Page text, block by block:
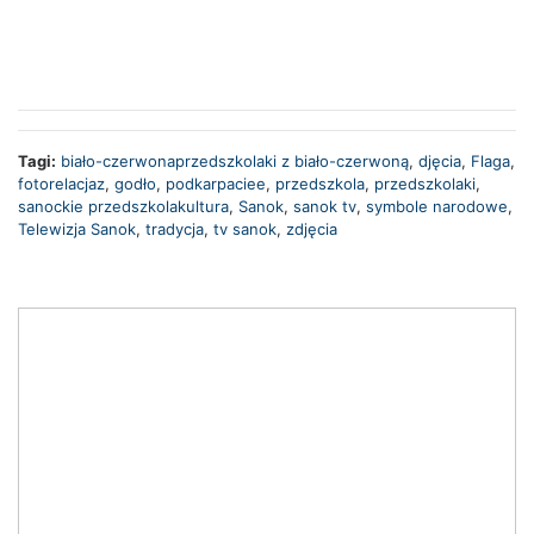
Tagi: biało-czerwonaprzedszkolaki z biało-czerwoną, djęcia, Flaga,
fotorelacjaz, godło, podkarpaciee, przedszkola, przedszkolaki,
sanockie przedszkolakultura, Sanok, sanok tv, symbole narodowe,
Telewizja Sanok, tradycja, tv sanok, zdjęcia